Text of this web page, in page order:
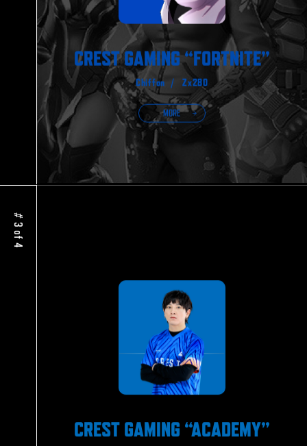
CREST GAMING “FORTNITE”
Chiffon / Zx2B0
MORE
# 3 of 4
CREST GAMING “ACADEMY”